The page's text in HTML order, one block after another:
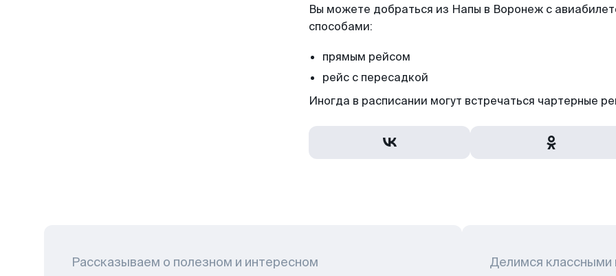
Вы можете добраться из Напы в Воронеж с
способами:
прямым рейсом
рейс с пересадкой
Иногда в расписании могут встречаться чартерные
Рассказываем о полезном и интересном Делимся классными